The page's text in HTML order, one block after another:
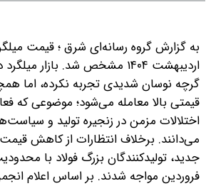
اردیبهشت ۱۴۰۴ مشخص شد. بازار
گرچه نوسان شدیدی تجربه نکرده، اما
قیمتی بالا معامله می‌شود؛ موضوعی که
اختلالات مزمن در زنجیره تولید و
می‌دانند. برخلاف انتظارات از کاهش
جدید، تولیدکنندگان بزرگ فولاد با
فروردین مواجه شدند. بر اساس اعلام